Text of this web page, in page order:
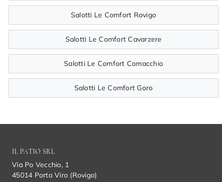
Salotti Le Comfort Rovigo
Salotti Le Comfort Cavarzere
Salotti Le Comfort Comacchio
Salotti Le Comfort Goro
IL PATIO SRL
Via Po Vecchio, 1
45014 Porto Viro (Rovigo)